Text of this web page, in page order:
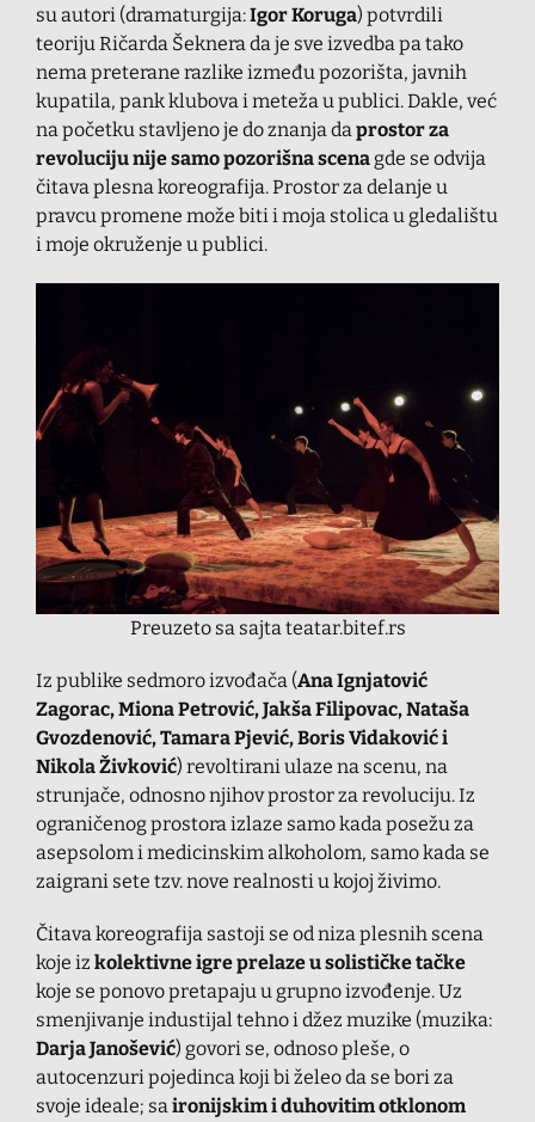
su autori (dramaturgija:Igor Koruga) potvrdili
teoriju Ričarda Šeknera da je sve izvedba pa tako
nema preterane razlike između pozorišta, javnih
kupatila, pank klubova i meteža u publici. Dakle, već
na početku stavljeno je do znanja daprostor za
revoluciju nije samo pozorišna scenagde se odvija
čitava plesna koreografija. Prostor za delanje u
pravcu promene može biti i moja stolica u gledalištu
i moje okruženje u publici.
Preuzeto sa sajta teatar.bitef.rs
Iz publike sedmoro izvođača (Ana Ignjatović
Zagorac, Miona Petrović, Jakša Filipovac, Nataša
Gvozdenović, Tamara Pjević, Boris Vidaković i
Nikola Živković) revoltirani ulaze na scenu, na
strunjače, odnosno njihov prostor za revoluciju. Iz
ograničenog prostora izlaze samo kada posežu za
asepsolom i medicinskim alkoholom, samo kada se
zaigrani sete tzv. nove realnosti u kojoj živimo.
Čitava koreografija sastoji se od niza plesnih scena
koje iz kolektivne igre prelaze u solističke tačke
koje se ponovo pretapaju u grupno izvođenje. Uz
smenjivanje industijal tehno i džez muzike (muzika:
Darja Janošević) govori se, odnoso pleše, o
autocenzuri pojedinca koji bi želeo da se bori za
svoje ideale; saironijskim i duhovitim otklonom